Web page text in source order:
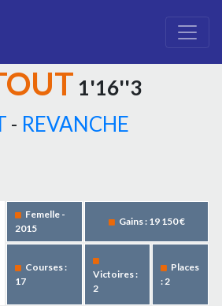
1'16''3
- REVANCHE
Femelle -
2015
Gains : 19 150 €
Courses :
17
Victoires :
2
Places
: 2